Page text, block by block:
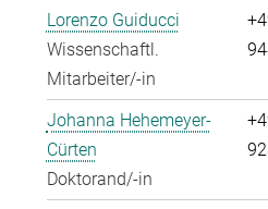
Lorenzo Guiducci
Wissenschaftl.
Mitarbeiter/-in
Johanna Hehemeyer-
Cürten
Doktorand/-in